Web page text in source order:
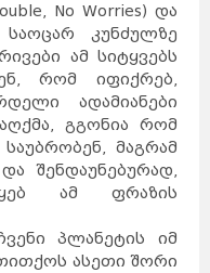
No Worries) და
საოცარ კუნძულზე
ამ სიტყვებს
რომ იფიქრებ,
ადამიანები
გგონია რომ
მაგრამ
შენდაუნებურად,
ამ ფრაზის
პლანეტის იმ
ასეთი შორი